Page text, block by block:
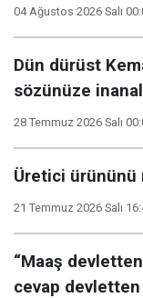
04 Ağustos 2026 Salı
Dün dürüst
sözünüze
28 Temmuz 2026 Salı
Üretici ürününü
21 Temmuz 2026 Salı
“Maaş
cevap